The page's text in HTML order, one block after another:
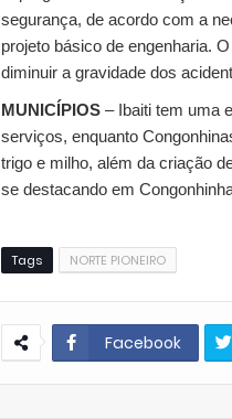
segurança, de acordo com a
projeto básico de engenharia.
diminuir a gravidade dos
MUNICÍPIOS – Ibaiti tem uma
serviços, enquanto
trigo e milho, além da criação
se destacando em
Tags NORTE PIONEIRO
Facebook